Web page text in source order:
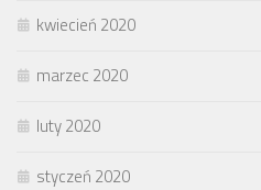
kwiecień 2020
marzec 2020
luty 2020
styczeń 2020